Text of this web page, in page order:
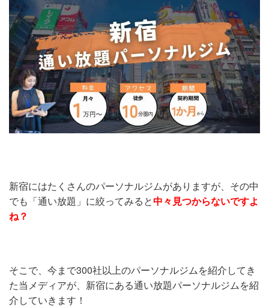
新宿にはたくさんのパーソナルジムがありますが、その中
でも「通い放題」に絞ってみると中々見つからないですよ
ね？
そこで、今まで300社以上のパーソナルジムを紹介してき
た当メディアが、新宿にある通い放題パーソナルジムを紹
介していきます！